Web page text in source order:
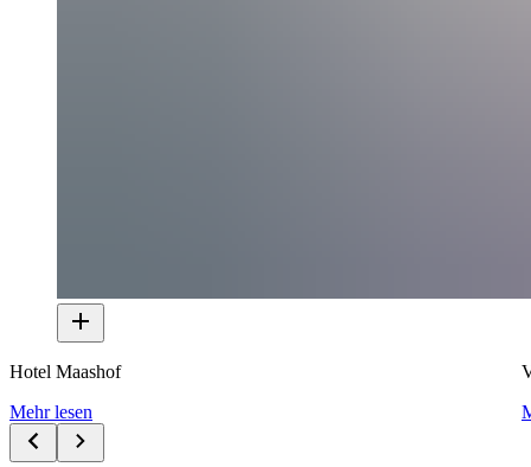
Hotel Maashof
Mehr lesen